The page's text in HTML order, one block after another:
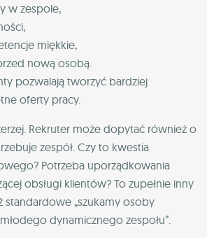
w zespole,
miękkie,
nową osobą.
pozwalają tworzyć bardziej
oferty pracy.
Rekruter może dopytać również o
zespół. Czy to kwestia
Potrzeba uporządkowania
obsługi klientów? To zupełnie inny
„szukamy osoby
dynamicznego zespołu”.